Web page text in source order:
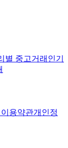
별 중고거래 인기
용약관개인정